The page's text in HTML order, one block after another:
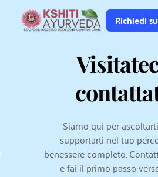
Richiedi
Siamo qui per
supportarti nel tuo
benessere completo.
e fai il primo passo